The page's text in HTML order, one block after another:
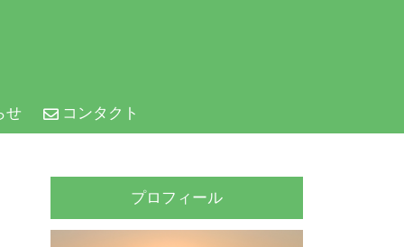
せ コンタクト
プロフィール